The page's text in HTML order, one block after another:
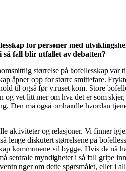
for personer med
så fall blir utfallet av debatten?
størrelse på bofellesskap
åpner opp for større smittefare.
til også før viruset kom. Store
vet litt mer om hva det er som
må også omhandle hvordan
og relasjoner. Vi finner
diskutert størrelsene på
kommunene vil bygge. Hvis de nå
sentrale myndigheter i så fall gripe
om dette spørsmålet, eller i